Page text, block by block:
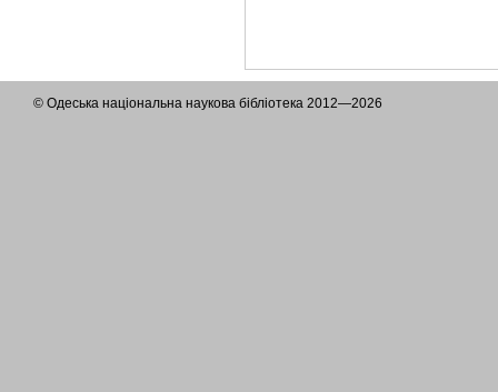
© Одеська національна наукова бібліотека 2012—2026